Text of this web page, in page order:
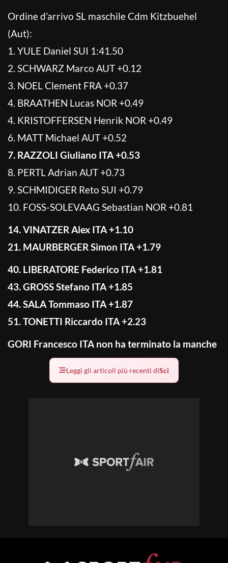
Ordine d’arrivo SL maschile Cdm Kitzbuehel
(Aut):
1. YULE Daniel SUI 1:41.50
2. SCHWARZ Marco AUT +0.12
3. NOEL Clement FRA +0.37
4. BRAATHEN Lucas NOR +0.49
4. KRISTOFFERSEN Henrik NOR +0.49
6. MATT Michael AUT +0.52
7. RAZZOLI Giuliano ITA +0.53
8. PERTL Adrian AUT +0.73
9. SCHMIDIGER Reto SUI +0.79
10. FOSS-SOLEVAAG Sebastian NOR +0.81
14. VINATZER Alex ITA +1.10
21. MAURBERGER Simon ITA +1.79
40. LIBERATORE Federico ITA +1.81
43. GROSS Stefano ITA +1.85
44. SALA Tommaso ITA +1.87
51. TONETTI Riccardo ITA +2.23
GORI Francesco ITA non ha terminato la manche
Leggi gli articoli più recenti diSci